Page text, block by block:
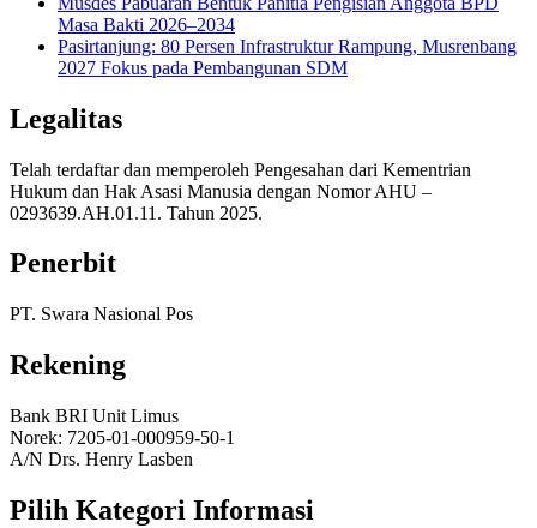
Masa Bakti 2026–2034
Pasirtanjung: 80 Persen Infrastruktur Rampung, Musrenbang
2027 Fokus pada Pembangunan SDM
Legalitas
Telah terdaftar dan memperoleh Pengesahan dari Kementrian
Hukum dan Hak Asasi Manusia dengan Nomor AHU –
0293639.AH.01.11. Tahun 2025.
Penerbit
PT. Swara Nasional Pos
Rekening
Bank BRI Unit Limus
Norek: 7205-01-000959-50-1
A/N Drs. Henry Lasben
Pilih Kategori Informasi